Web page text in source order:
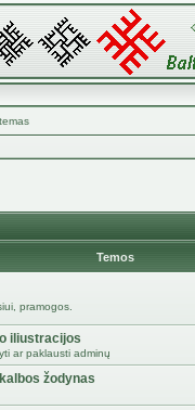
Temos
pramogos.
iliustracijos
ar paklausti adminų
žodynas